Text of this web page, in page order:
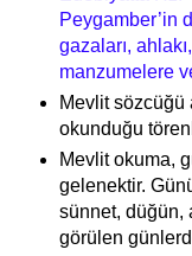
Peygamber’in
gazaları,
manzumelere
Mevlit sözcüğü
okunduğu
Mevlit okuma,
gelenektir.
sünnet, düğün,
görülen